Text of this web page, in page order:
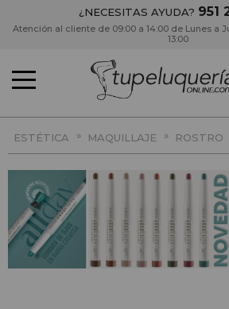
¿NECESITAS AYUDA? 951
Atención al cliente de 09:00 a 14:00 de Lunes a
13:00
ESTÉTICA » MAQUILLAJE » ROSTRO